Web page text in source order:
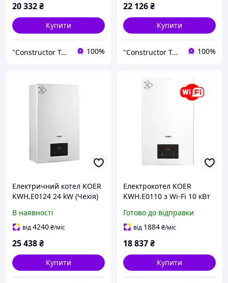
20 332₴
Купити
"Constructor Tepla" Конструктор Тепла 100%
22 126₴
Купити
"Constructor Tepla" Конструктор Тепла 100%
Електричний котел KOER
KWH.E0124 24 kW (Чехія)
одноконтурний 24 кВт
В наявності
від4240₴/міс
25 438₴
Купити
Електрокотел KOER
KWH.E0110 з Wi-Fi 10 кВт
Готово до відправки
від 1884₴/міс
18 837₴
Купити